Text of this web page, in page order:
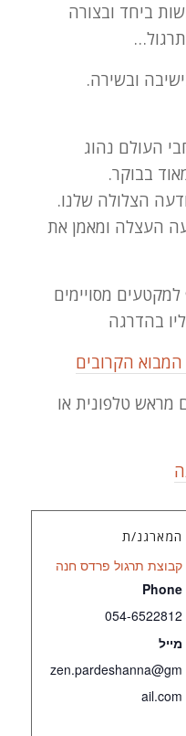
ביחד ובצורה
העולם נהוג
בבוקר.
הצלולה שלנו.
העצלה ומאמן את
מסויימים
בהדרגה
הקרובים
מראש טלפונית או
המארגנ/ת
קבוצת תרגול פרדס חנה
Phone
054-6522812
מייל
zen.pardeshanna@gm
ail.com